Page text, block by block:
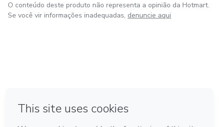
O conteúdo deste produto não representa a opinião da Hotmart.
Se você vir informações inadequadas, denuncie aqui
Feito com ❤ na Cidade do México